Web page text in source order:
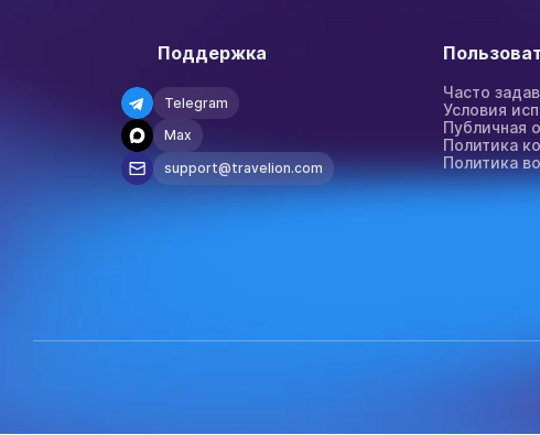
Поддержка
Telegram
Max
support@travelion.com
Часто
Условия
Публичная
Политика
Политика